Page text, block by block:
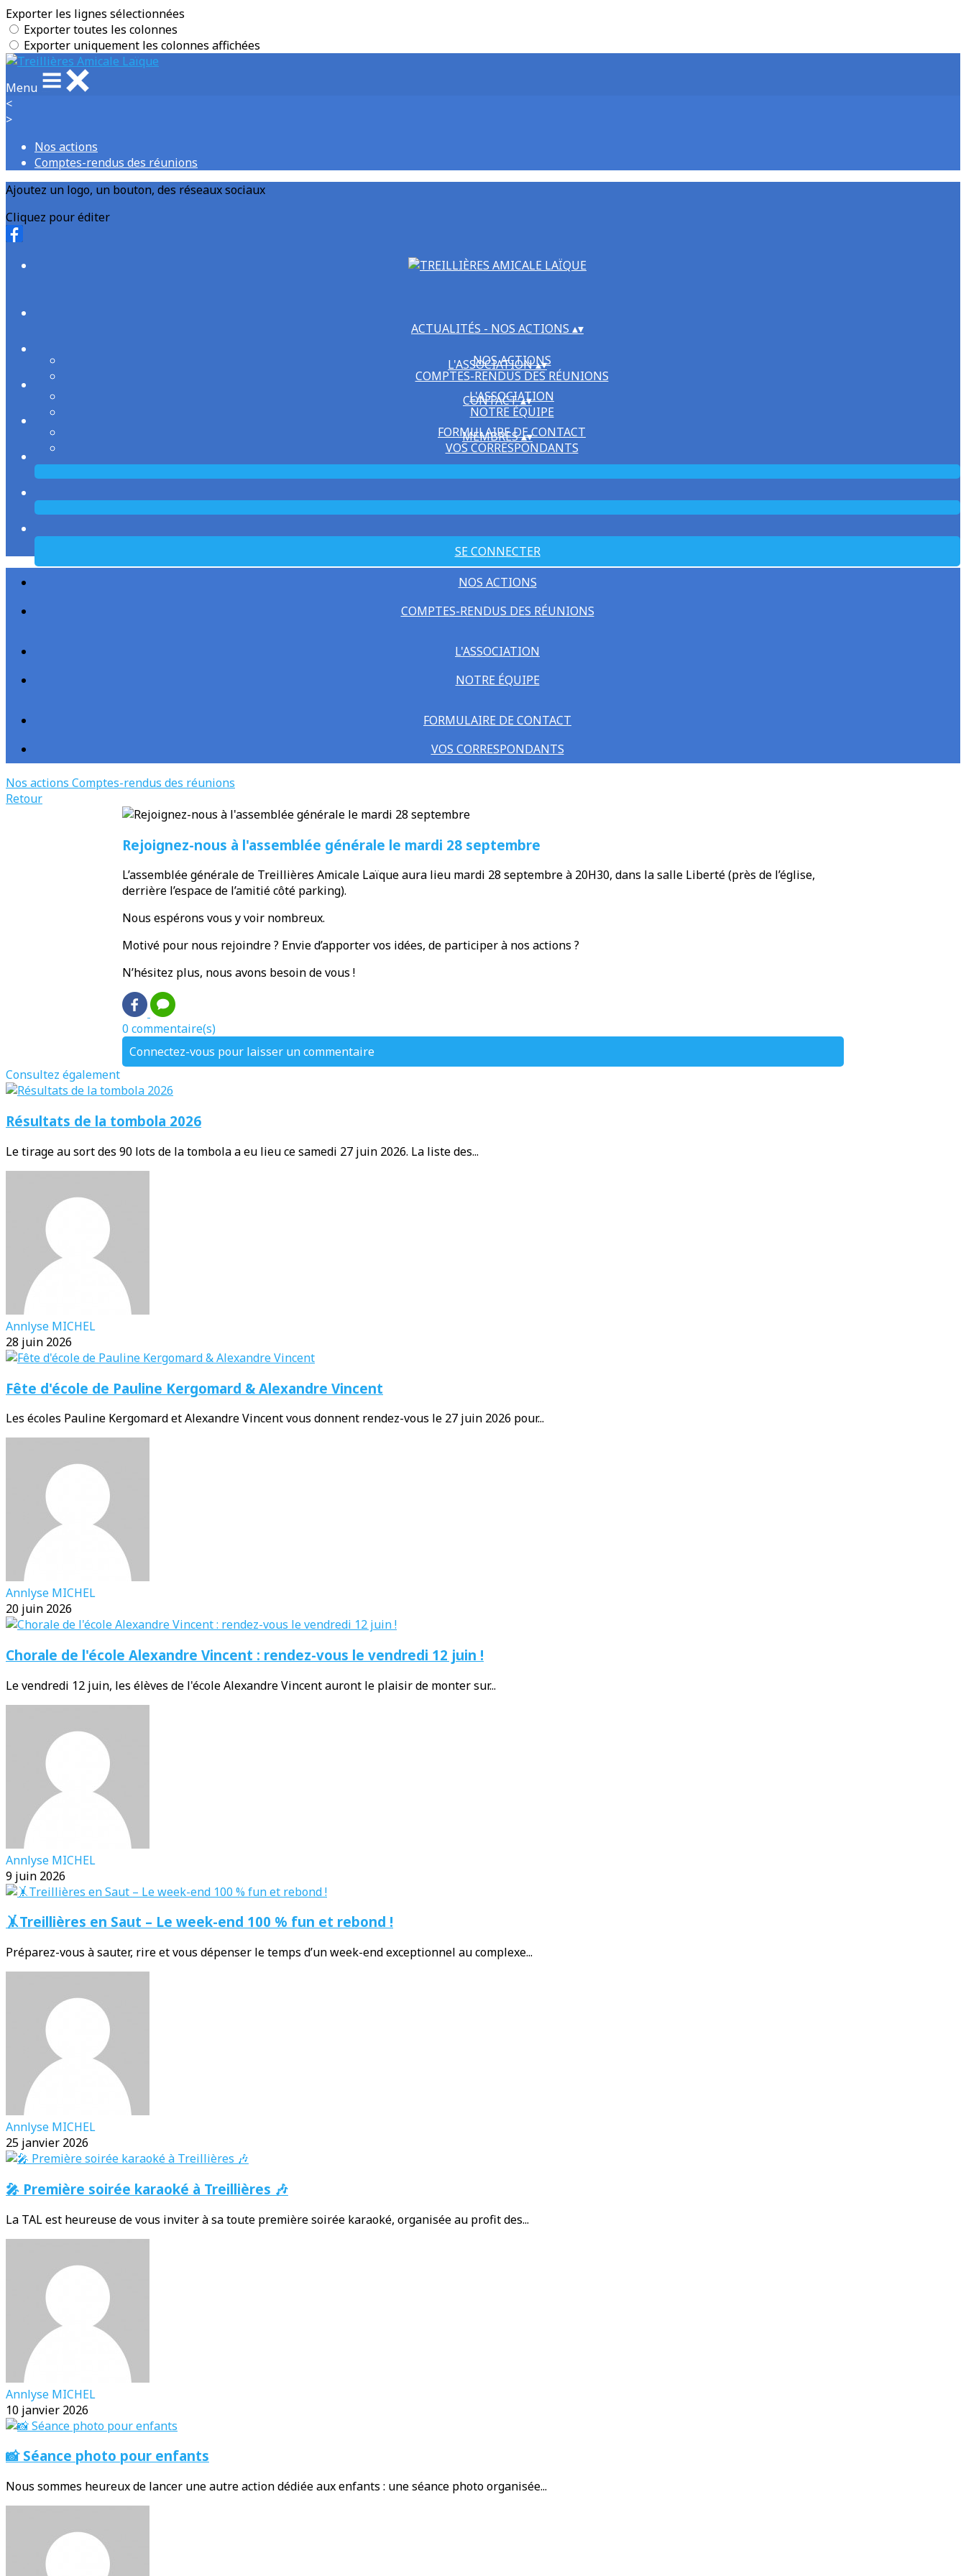
Exporter les lignes sélectionnées
Exporter toutes les colonnes
Exporter uniquement les colonnes affichées
Menu
<
>
Nos actions
Comptes-rendus des réunions
Ajoutez un logo, un bouton, des réseaux sociaux
Cliquez pour éditer
ACTUALITÉS - NOS ACTIONS ▴▾
NOS ACTIONS
COMPTES-RENDUS DES RÉUNIONS
L'ASSOCIATION▴▾
L'ASSOCIATION
NOTRE ÉQUIPE
CONTACT▴▾
FORMULAIRE DE CONTACT
VOS CORRESPONDANTS
MEMBRES▴▾
SE CONNECTER
NOS ACTIONS
COMPTES-RENDUS DES RÉUNIONS
L'ASSOCIATION
NOTRE ÉQUIPE
FORMULAIRE DE CONTACT
VOS CORRESPONDANTS
Nos actions Comptes-rendus des réunions
Retour
Rejoignez-nous à l'assemblée générale le mardi 28 septembre
L’assemblée générale de Treillières Amicale Laïque aura lieu mardi 28 septembre à 20H30, dans la salle Liberté (près de l’église,
derrière l’espace de l’amitié côté parking).
Nous espérons vous y voir nombreux.
Motivé pour nous rejoindre ? Envie d’apporter vos idées, de participer à nos actions ?
N’hésitez plus, nous avons besoin de vous !
0 commentaire(s)
Connectez-vous pour laisser un commentaire
Consultez également
Résultats de la tombola 2026
Le tirage au sort des 90 lots de la tombola a eu lieu ce samedi 27 juin 2026. La liste des...
Annlyse MICHEL
28 juin 2026
Fête d'école de Pauline Kergomard & Alexandre Vincent
Les écoles Pauline Kergomard et Alexandre Vincent vous donnent rendez-vous le 27 juin 2026 pour...
Annlyse MICHEL
20 juin 2026
Chorale de l'école Alexandre Vincent : rendez-vous le vendredi 12 juin !
Le vendredi 12 juin, les élèves de l'école Alexandre Vincent auront le plaisir de monter sur...
Annlyse MICHEL
9 juin 2026
🤸Treillières en Saut – Le week-end 100 % fun et rebond !
Préparez-vous à sauter, rire et vous dépenser le temps d’un week-end exceptionnel au complexe...
Annlyse MICHEL
25 janvier 2026
🎤 Première soirée karaoké à Treillières 🎶
La TAL est heureuse de vous inviter à sa toute première soirée karaoké, organisée au profit des...
Annlyse MICHEL
10 janvier 2026
📸 Séance photo pour enfants
Nous sommes heureux de lancer une autre action dédiée aux enfants : une séance photo organisée...